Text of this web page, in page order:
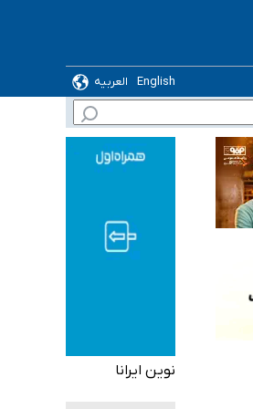
English
العربیه
نوین ایرانا